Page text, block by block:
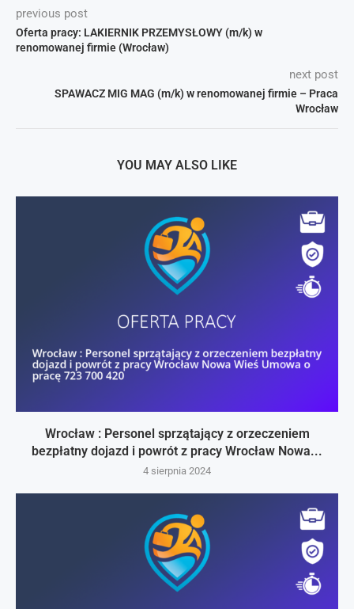
previous post
Oferta pracy: LAKIERNIK PRZEMYSŁOWY (m/k) w
renomowanej firmie (Wrocław)
next post
SPAWACZ MIG MAG (m/k) w renomowanej firmie – Praca
Wrocław
YOU MAY ALSO LIKE
Wrocław : Personel sprzątający z orzeczeniem
bezpłatny dojazd i powrót z pracy Wrocław Nowa...
4 sierpnia 2024